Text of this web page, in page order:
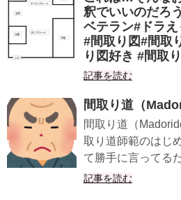
釈でいいのだろ
ベテラン#ドラ
#間取り図#間取
り図好き #間取
記事を読む
間取り道（
間取り道（
取り道師範のはじ
て勝手に言ってる
記事を読む